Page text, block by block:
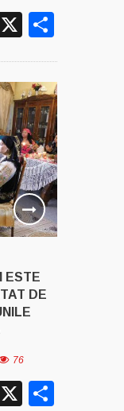
X
ESTE
DE
76
X